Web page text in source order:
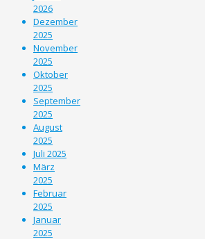
2026
Dezember
2025
November
2025
Oktober
2025
September
2025
August
2025
Juli 2025
März
2025
Februar
2025
Januar
2025